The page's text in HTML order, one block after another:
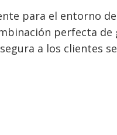
para el entorno
perfecta
a los clientes